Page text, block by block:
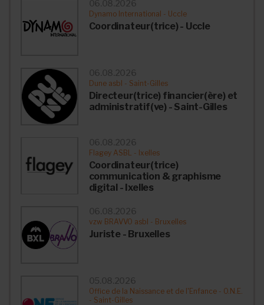
06.08.2026
Dynamo International - Uccle
Coordinateur(trice) - Uccle
06.08.2026
Dune asbl - Saint-Gilles
Directeur(trice) financier(ère) et
administratif(ve) - Saint-Gilles
06.08.2026
Flagey ASBL - Ixelles
Coordinateur(trice)
communication & graphisme
digital - Ixelles
06.08.2026
vzw BRAVVO asbl - Bruxelles
Juriste - Bruxelles
05.08.2026
Office de la Naissance et de l'Enfance - O.N.E.
- Saint-Gilles